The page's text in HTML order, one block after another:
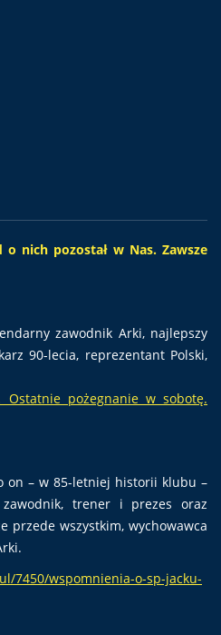
o nich pozostał w Nas. Zawsze
zawodnik Arki, najlepszy
90-lecia, reprezentant Polski,
Ostatnie pożegnanie w sobotę.
on – w 85-letniej historii klubu –
trener i prezes oraz
przede wszystkim, wychowawca
7450/wspomnienia-o-sp-jacku-